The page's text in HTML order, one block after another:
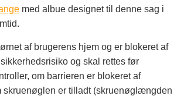
med albue designet til denne sag i
af brugerens hjem og er blokeret af
og skal rettes før
om barrieren er blokeret af
skruenøglen er tilladt (skruenøglængden